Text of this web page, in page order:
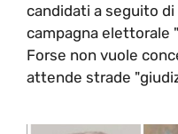
candidati a seguito
campagna elettorale
Forse non vuole
attende strade